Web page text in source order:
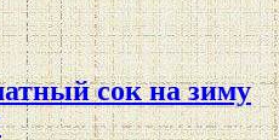
сок на зиму